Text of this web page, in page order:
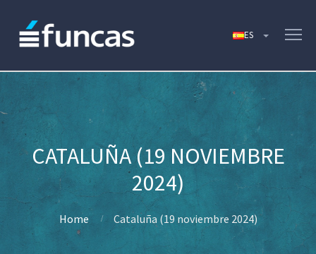
CATALUÑA (19 NOVIEMBRE
2024)
Home Cataluña (19 noviembre 2024)